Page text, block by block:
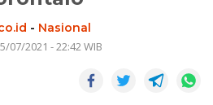
- Nasional
07/2021 - 22:42 WIB